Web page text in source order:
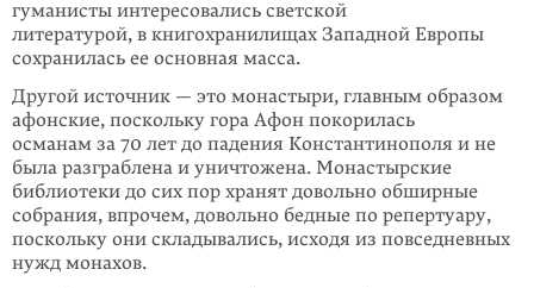
гуманисты интересовались светской
литературой, в книгохранилищах Западной Европы
сохранилась ее основная масса.
Другой источник — это монастыри, главным образом
афонские, поскольку гора Афон покорилась
османам за 70 лет до падения Константинополя и не
была разграблена и уничтожена. Монастырские
библиотеки до сих пор хранят довольно обширные
собрания, впрочем, довольно бедные по репертуару,
поскольку они складывались, исходя из повседневных
нужд монахов.